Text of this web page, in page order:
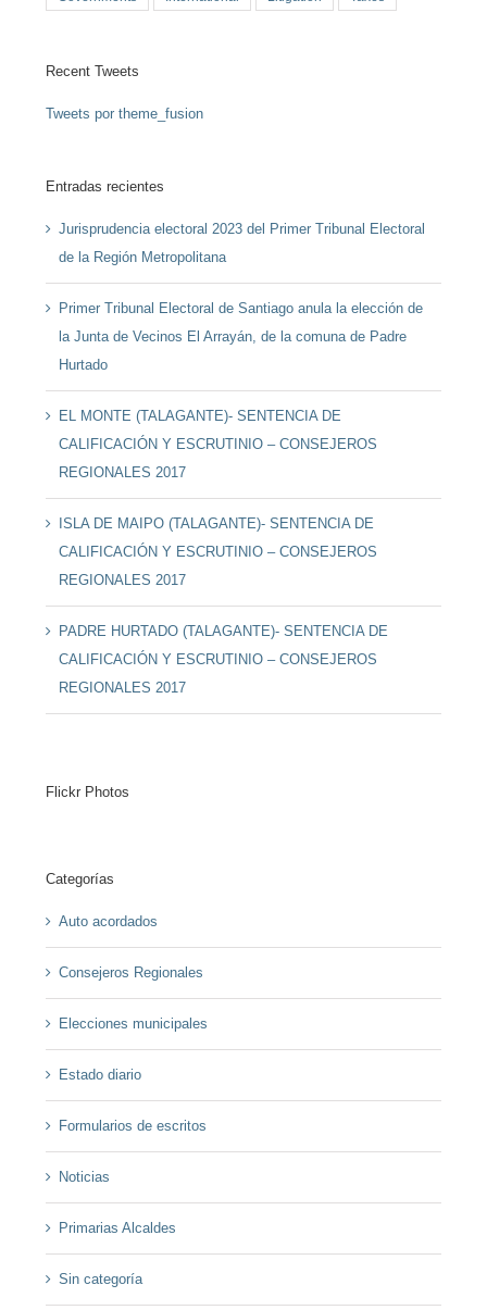
Recent Tweets
Tweets por theme_fusion
Entradas recientes
Jurisprudencia electoral 2023 del Primer Tribunal Electoral
de la Región Metropolitana
Primer Tribunal Electoral de Santiago anula la elección de
la Junta de Vecinos El Arrayán, de la comuna de Padre
Hurtado
EL MONTE (TALAGANTE)- SENTENCIA DE
CALIFICACIÓN Y ESCRUTINIO – CONSEJEROS
REGIONALES 2017
ISLA DE MAIPO (TALAGANTE)- SENTENCIA DE
CALIFICACIÓN Y ESCRUTINIO – CONSEJEROS
REGIONALES 2017
PADRE HURTADO (TALAGANTE)- SENTENCIA DE
CALIFICACIÓN Y ESCRUTINIO – CONSEJEROS
REGIONALES 2017
Flickr Photos
Categorías
Auto acordados
Consejeros Regionales
Elecciones municipales
Estado diario
Formularios de escritos
Noticias
Primarias Alcaldes
Sin categoría